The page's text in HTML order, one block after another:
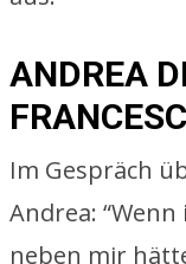
ANDREA
Im Gespräch
Andrea:
neben mir